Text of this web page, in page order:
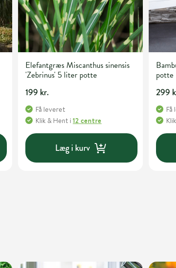
Elefantgræs Miscanthus sinensis
'Zebrinus' 5 liter potte
199 kr.
Få leveret
Klik & Hent i12 centre
Læg i kurv
potte
299
Få